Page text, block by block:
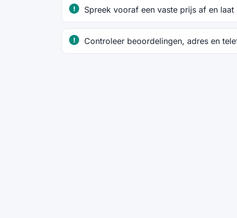
Spreek vooraf een vaste prijs af en laat
Controleer beoordelingen, adres en